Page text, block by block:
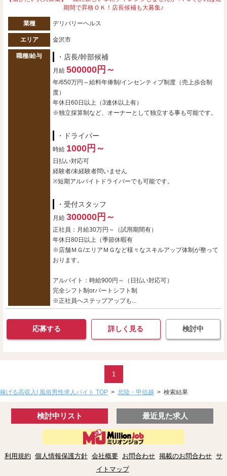
期間で昇格ＯＫ！店長候補も大募集♪
業種 デリバリーヘルス
エリア 金沢市
職種/給与 ・店長/幹部候補
月給 500000円～
年/650万円～給料年俸制/インセンティブ制度（売上歩合制
度）
年休日60日以上（3連休以上有）
※独立採算制など、オーナーとして独立する事も可能です。
・ドライバー
時給 1000円～
日払い対応可
経験者/未経験者問いません
※短期アルバイトドライバーでも可能です。
・受付スタッフ
月給 300000円～
正社員：月給30万円～（試用期間有）
年休日80日以上（季節休暇有
※店舗ＭＧ/エリアＭＧなど様々なスキルアップ体制が整って
おります。
アルバイト：時給900円～（日払い対応可）
完全シフト制orパートシフト制
※正社員へステップアップも...
応募する 詳しく見る 検討中
1
稼げる高収入! 風俗男性求人バイト TOP > 北陸・甲信越 > 検索結果
検討中リスト 最近見た求人
利用規約 個人情報保護方針 会社概要 お問合わせ 掲載のお問合わせ サ
イトマップ